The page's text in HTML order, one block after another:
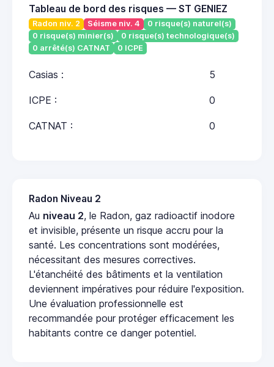
Tableau de bord des risques — ST GENIEZ
Radon niv. 2 Séisme niv. 4
0 risque(s) naturel(s)
0 risque(s) minier(s)
0 risque(s) technologique(s)
0 arrêté(s) CATNAT
0 ICPE
Casias : 5
ICPE : 0
CATNAT : 0
Radon Niveau 2
Au niveau 2, le Radon, gaz radioactif inodore
et invisible, présente un risque accru pour la
santé. Les concentrations sont modérées,
nécessitant des mesures correctives.
L'étanchéité des bâtiments et la ventilation
deviennent impératives pour réduire l'exposition.
Une évaluation professionnelle est
recommandée pour protéger efficacement les
habitants contre ce danger potentiel.